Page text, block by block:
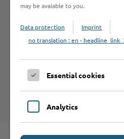
Abt. VIII 3: Kinder,
Landesjugendamt -
Diakonisches Werk
may be avaiable to you.
Data protection
Imprint
no translation : en -
Essential cookies
Analytics